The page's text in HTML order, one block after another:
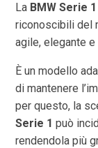
La BMW Serie 1
riconoscibili del
agile, elegante
È un modello
di mantenere
per questo, la
Serie 1 può
rendendola più